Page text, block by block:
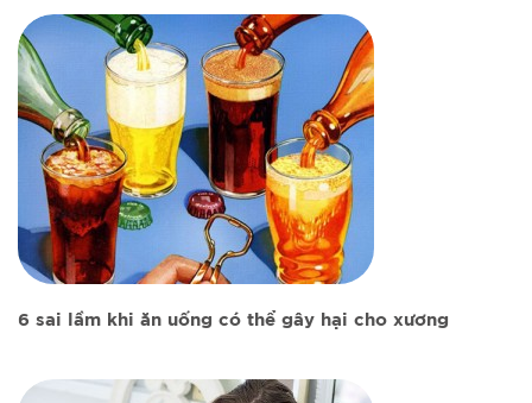
6 sai lầm khi ăn uống có thể gây hại cho xương